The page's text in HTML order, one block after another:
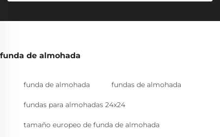
funda de almohada
funda de almohada fundas de almohada
fundas para almohadas 24x24
tamaño europeo de funda de almohada